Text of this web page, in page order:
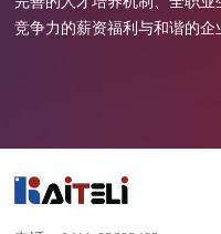
竞争力的薪资福利与和谐的企